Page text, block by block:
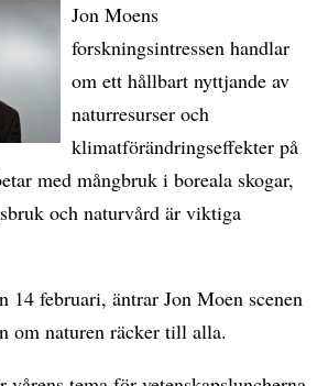
Jon Moens
forskningsintressen handlar
om ett hållbart nyttjande av
naturresurser och
klimatförändringseffekter på
med mångbruk i boreala skogar,
och naturvård är viktiga
14 februari, äntrar Jon Moen scenen
om naturen räcker till alla.